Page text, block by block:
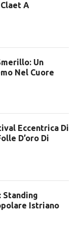
A
Un
Nel Cuore
Eccentrica Di
D’oro Di
Standing
Istriano